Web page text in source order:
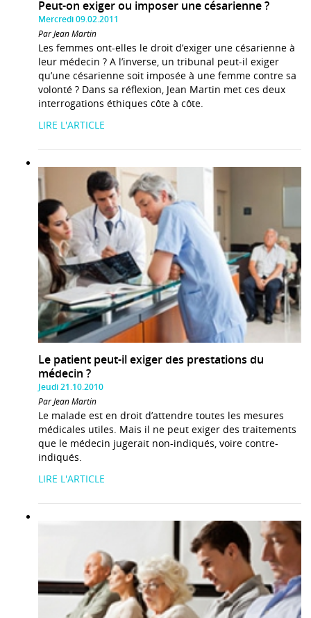
Peut-on exiger ou imposer une césarienne ?
Mercredi 09.02.2011
Par Jean Martin
Les femmes ont-elles le droit d’exiger une césarienne à
leur médecin ? A l’inverse, un tribunal peut-il exiger
qu’une césarienne soit imposée à une femme contre sa
volonté ? Dans sa réflexion, Jean Martin met ces deux
interrogations éthiques côte à côte.
LIRE L'ARTICLE
Le patient peut-il exiger des prestations du
médecin ?
Jeudi 21.10.2010
Par Jean Martin
Le malade est en droit d’attendre toutes les mesures
médicales utiles. Mais il ne peut exiger des traitements
que le médecin jugerait non-indiqués, voire contre-
indiqués.
LIRE L'ARTICLE